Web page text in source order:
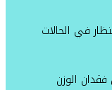
في الحالات
الوزن